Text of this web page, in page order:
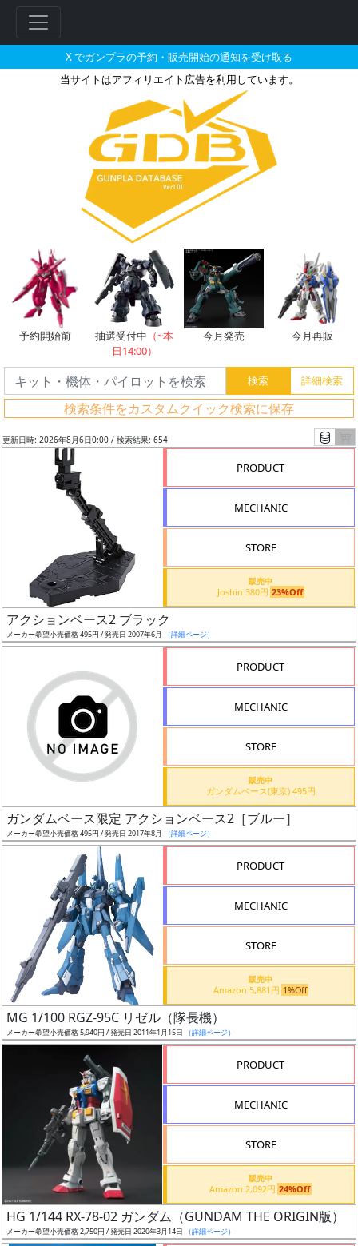
X でガンプラの予約・販売開始の通知を受け取る
当サイトはアフィリエイト広告を利用しています。
アクションベース2 ブラックと
予約開始前 抽選受付中 （~本
日14:00）
今月発売 今月再販
検索条件をカスタムクイック検索に保存
フ
リ
グ
レ
ル
リ
ー
ズ・
更新日時: 2026年8月6日0:00 / 検索結果: 654
PRODUCT
MECHANIC
STORE
販売中
Joshin 380円 23%Off
アクションベース2 ブラック
メーカー希望小売価格 495円 / 発売日 2007年6月 （詳細ページ）
PRODUCT
MECHANIC
STORE
販売中
ガンダムベース(東京) 495円
ガンダムベース限定 アクションベース2［ブルー］
メーカー希望小売価格 495円 / 発売日 2017年8月 （詳細ページ）
PRODUCT
MECHANIC
STORE
販売中
Amazon 5,881円 1%Off
MG 1/100 RGZ-95C リゼル（隊長機）
メーカー希望小売価格 5,940円 / 発売日 2011年1月15日 （詳細ページ）
PRODUCT
MECHANIC
STORE
販売中
Amazon 2,092円 24%Off
HG 1/144 RX-78-02 ガンダム（GUNDAM THE ORIGIN版）
メーカー希望小売価格 2,750円 / 発売日 2020年3月14日 （詳細ページ）